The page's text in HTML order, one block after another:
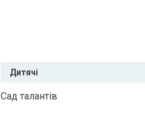
Дитячі
Сад талантів